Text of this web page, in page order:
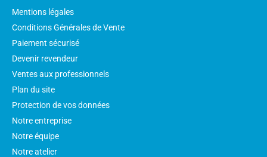
Mentions légales
Conditions Générales de Vente
Paiement sécurisé
Devenir revendeur
Ventes aux professionnels
Plan du site
Protection de vos données
Notre entreprise
Notre équipe
Notre atelier